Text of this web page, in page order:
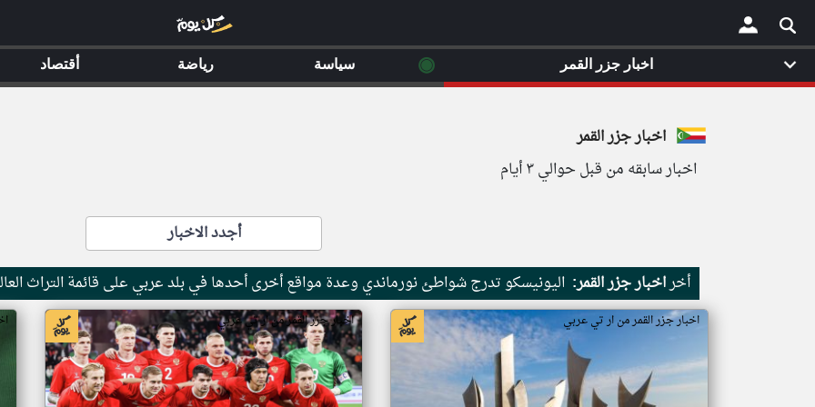
×
اخبار جزر القمر
اخبار سابقه من قبل حوالي ٣ أيام
أجدد الاخبار
أخراخبار جزر القمر: اليونيسكو تدرج شواطئ نورماندي وعدة مواقع أخرى أحدها في بلد عربي على قائمة التراث
اخبار جزر القمر من ار تي عربي اخبار جزر القمر من ار تي عربي
اخبار جزر القمر ◉ سياسة رياضة أقتصاد